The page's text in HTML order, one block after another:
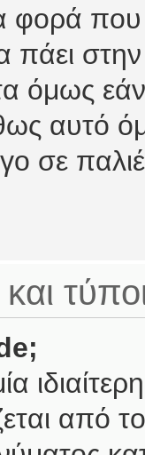
φορά που
πάει
όμως εάν
αυτό
σε
από